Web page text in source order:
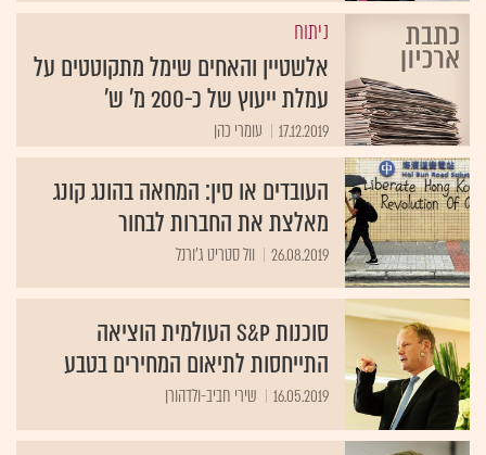
ניתוח
אלשטיין והאחים שימל מתקוטטים על
עמלת ייעוץ של כ-200 מ' ש'
17.12.2019 עומרי כהן
העובדים או סין: המחאה בהונג קונג
מאלצת את החברות לבחור
26.08.2019 וול סטריט ג'ורנל
סוכנות S&P העולמית הוציאה
התייחסות לתיאום המחירים בטבע
16.05.2019 שירי חביב-ולדהורן